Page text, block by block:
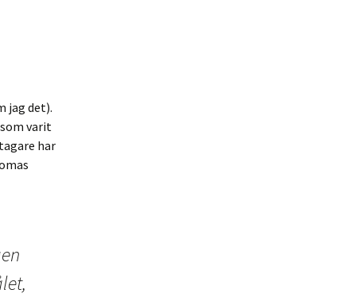
jag det).
varit
har